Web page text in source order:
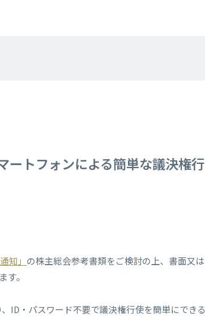
ートフォンによる簡単な議決権行
知」 の株主総会参考書類をご検討の上、書面又は
。
ID・パスワード不要で議決権行使を簡単にできる